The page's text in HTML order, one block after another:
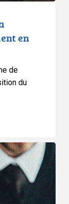
en
de
du